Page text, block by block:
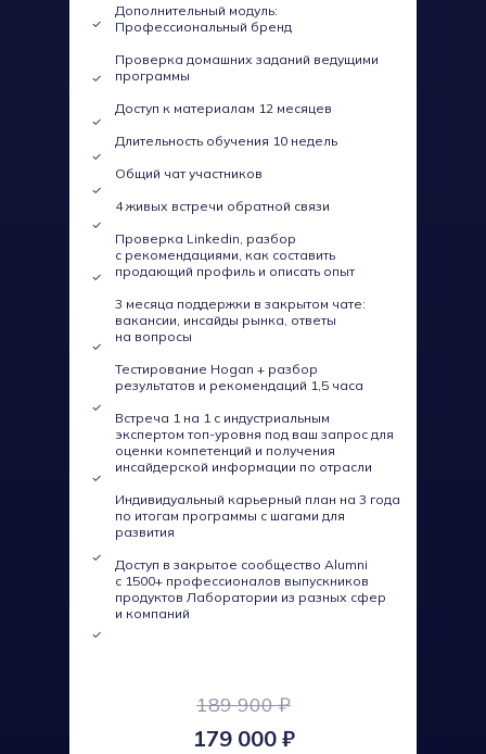
Дополнительный модуль:
Профессиональный бренд
Проверка домашних заданий ведущими
программы
Доступ к материалам 12 месяцев
Длительность обучения 10 недель
Общий чат участников
4 живых встречи обратной связи
Проверка Linkedin, разбор
с рекомендациями, как составить
продающий профиль и описать опыт
3 месяца поддержки в закрытом чате:
вакансии, инсайды рынка, ответы
на вопросы
Тестирование Hogan + разбор
результатов и рекомендаций 1,5 часа
Встреча 1 на 1 с индустриальным
экспертом топ-уровня под ваш запрос для
оценки компетенций и получения
инсайдерской информации по отрасли
Индивидуальный карьерный план на 3 года
по итогам программы с шагами для
развития
Доступ в закрытое сообщество Alumni
с 1500+ профессионалов выпускников
продуктов Лаборатории из разных сфер
и компаний
189 900 ₽
179 000 ₽